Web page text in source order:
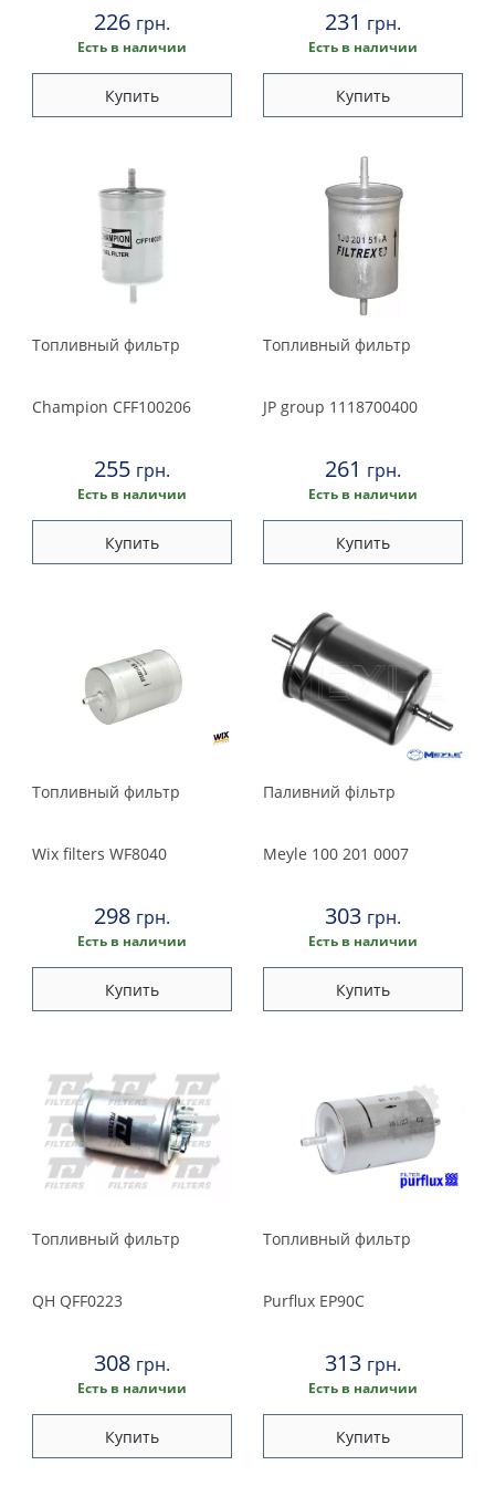
226 грн.
Есть в наличии
Купить
231 грн.
Есть в наличии
Купить
Топливный фильтр
Champion CFF100206
255 грн.
Есть в наличии
Купить
Топливный фильтр
JP group 1118700400
261 грн.
Есть в наличии
Купить
Топливный фильтр
Wix filters WF8040
298 грн.
Есть в наличии
Купить
Паливний фільтр
Meyle 100 201 0007
303 грн.
Есть в наличии
Купить
Топливный фильтр
QH QFF0223
308 грн.
Есть в наличии
Купить
Топливный фильтр
Purflux EP90C
313 грн.
Есть в наличии
Купить